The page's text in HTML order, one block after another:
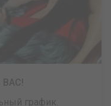
график.